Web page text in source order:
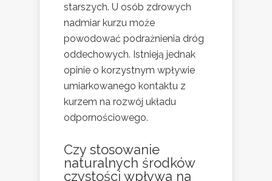
starszych. U osób zdrowych
nadmiar kurzu może
powodować podrażnienia dróg
oddechowych. Istnieją jednak
opinie o korzystnym wpływie
umiarkowanego kontaktu z
kurzem na rozwój układu
odpornościowego.
Czy stosowanie
naturalnych środków
czystości wpływa na